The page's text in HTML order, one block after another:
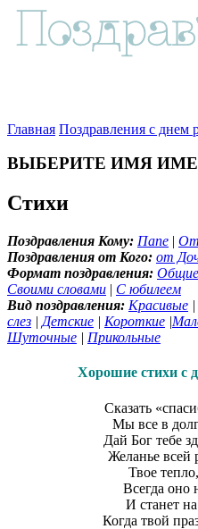
Главная Поздравления с днем
ВЫБЕРИТЕ ИМЯ
Стихи
Поздравления Кому: Папе |
Поздравления от Кого: от
Формат поздравления: Общие
Своими словами | С юбилеем
Вид поздравления: Красивые |
слез | Детские | Короткие |
Шуточные | Прикольные
Хорошие стихи с
Сказать
Мы все в
Дай Бог тебе
Желанье всей
Твое
Всегда оно
И станет
Когда твой